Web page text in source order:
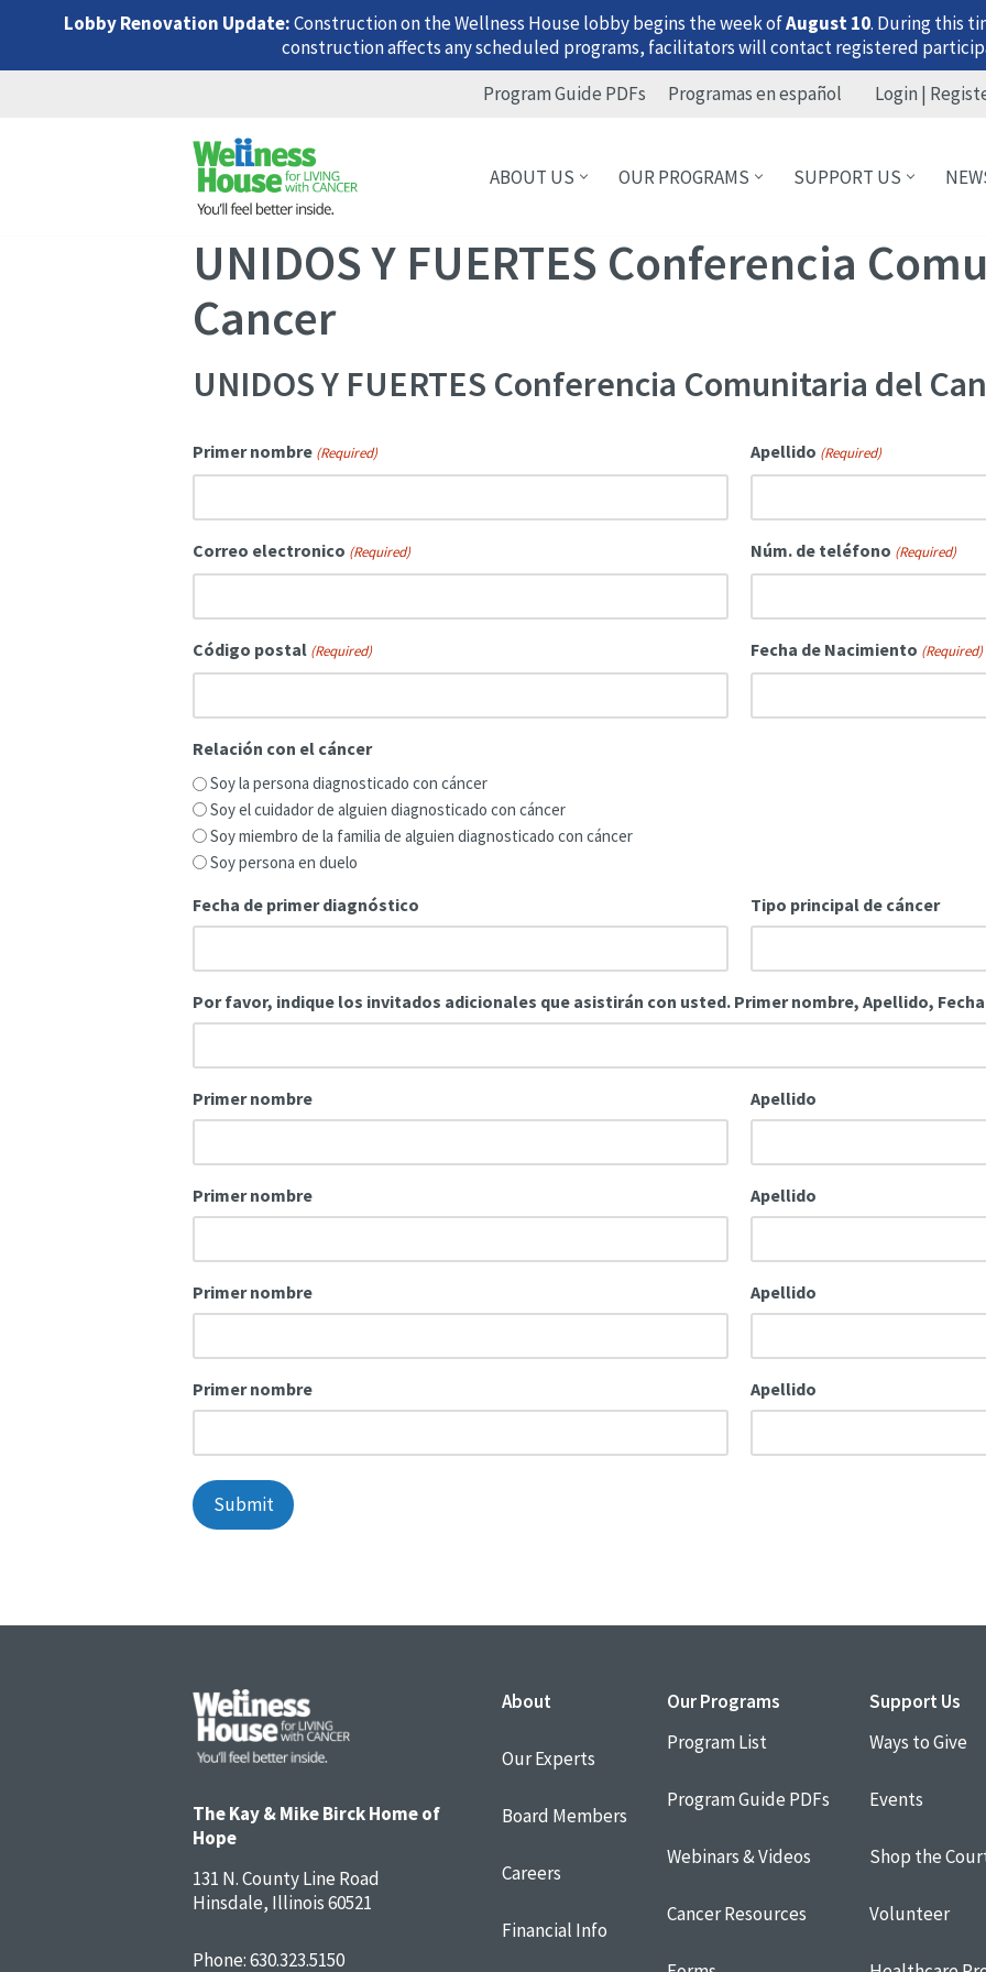
Lobby Renovation Update:Construction on the Wellness House lobby begins the week ofAugust 10. During this
construction affects any scheduled programs, facilitators will contact registered
Program Guide PDFs Programas en español Login |
ABOUT US OUR PROGRAMS SUPPORT US
UNIDOS Y FUERTES Conferencia
Cancer
UNIDOS Y FUERTES Conferencia Comunitaria del
Primer nombre (Required) Apellido (Required)
Correo electronico (Required) Núm. de teléfono (Required)
Código postal (Required) Fecha de Nacimiento (Required)
Relación con el cáncer
Soy la persona diagnosticado con cáncer
Soy el cuidador de alguien diagnosticado con cáncer
Soy miembro de la familia de alguien diagnosticado con cáncer
Soy persona en duelo
Fecha de primer diagnóstico Tipo principal de cáncer
Por favor, indique los invitados adicionales que asistirán con usted. Primer nombre, Apellido,
Primer nombre Apellido
Primer nombre Apellido
Primer nombre Apellido
Primer nombre Apellido
The Kay & Mike Birck Home of
Hope
131 N. County Line Road
Hinsdale, Illinois 60521
Phone:630.323.5150
About
Our Experts
Board Members
Careers
Financial Info
Our Programs
Program List
Program Guide PDFs
Webinars & Videos
Cancer Resources
Support Us
Ways to Give
Events
Shop the
Volunteer